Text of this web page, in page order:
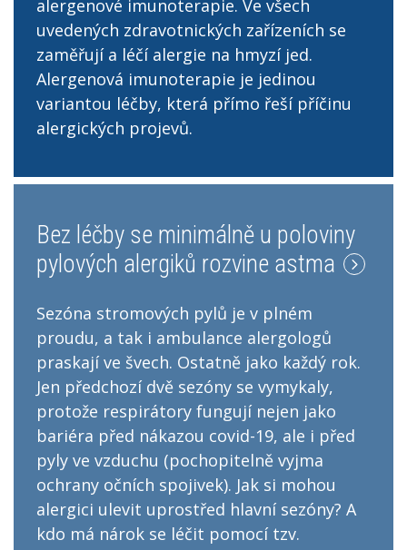
alergenové imunoterapie. Ve všech
uvedených zdravotnických zařízeních se
zaměřují a léčí alergie na hmyzí jed.
Alergenová imunoterapie je jedinou
variantou léčby, která přímo řeší příčinu
alergických projevů.
Bez léčby se minimálně u poloviny
pylových alergiků rozvine astma
Sezóna stromových pylů je v plném
proudu, a tak i ambulance alergologů
praskají ve švech. Ostatně jako každý rok.
Jen předchozí dvě sezóny se vymykaly,
protože respirátory fungují nejen jako
bariéra před nákazou covid-19, ale i před
pyly ve vzduchu (pochopitelně vyjma
ochrany očních spojivek). Jak si mohou
alergici ulevit uprostřed hlavní sezóny? A
kdo má nárok se léčit pomocí tzv.